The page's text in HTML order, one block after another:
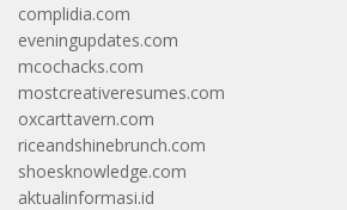
complidia.com
eveningupdates.com
mcochacks.com
mostcreativeresumes.com
oxcarttavern.com
riceandshinebrunch.com
shoesknowledge.com
aktualinformasi.id